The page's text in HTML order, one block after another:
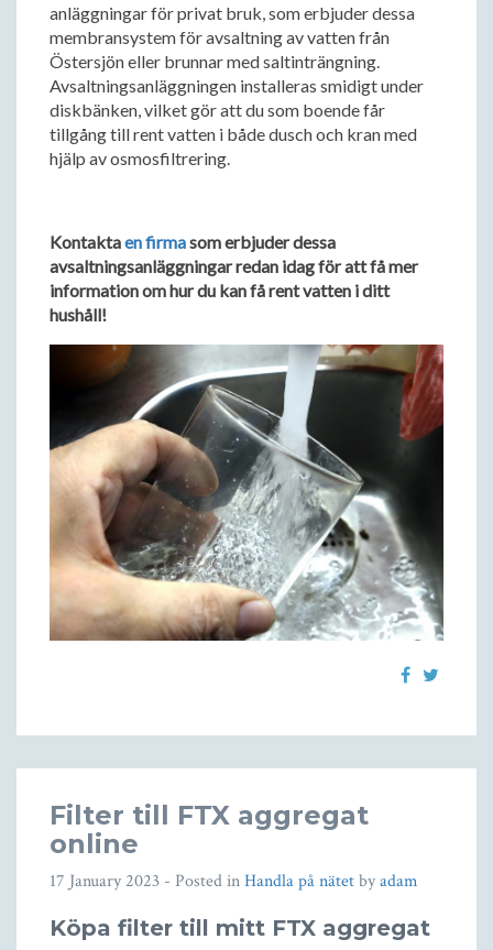
anläggningar för privat bruk, som erbjuder dessa
membransystem för avsaltning av vatten från
Östersjön eller brunnar med saltinträngning.
Avsaltningsanläggningen installeras smidigt under
diskbänken, vilket gör att du som boende får
tillgång till rent vatten i både dusch och kran med
hjälp av osmosfiltrering.
Kontaktaen firmasom erbjuder dessa
avsaltningsanläggningar redan idag för att få mer
information om hur du kan få rent vatten i ditt
hushåll!
Filter till FTX aggregat
online
17 January 2023 - Posted inHandla på nätetbyadam
Köpa filter till mitt FTX aggregat